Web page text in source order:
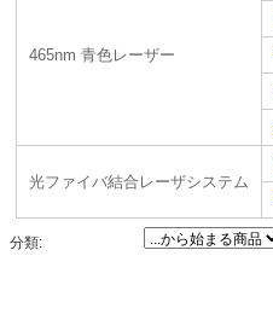
465nm 青色レーザー
光ファイバ結合レーザシステム
分類: